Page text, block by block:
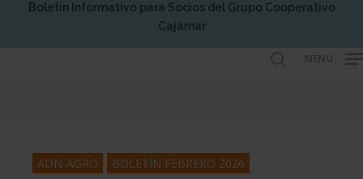
Boletín Informativo para Socios del Grupo Cooperativo
Cajamar
MENU
ADN-AGRO BOLETÍN FEBRERO 2026